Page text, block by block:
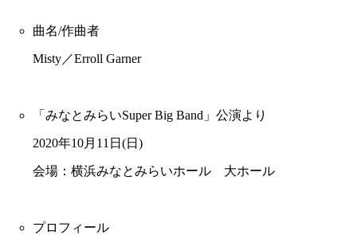
曲名/作曲者
Misty／Erroll Garner
「みなとみらいSuper Big Band」公演より
2020年10月11日(日)
会場：横浜みなとみらいホール 大ホール
プロフィール